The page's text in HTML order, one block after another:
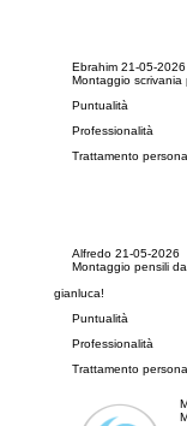
Ebrahim 21-05-2026
Montaggio
Puntualità
Professionalità
Trattamento
Alfredo 21-05-2026
Montaggio pensili
gianluca!
Puntualità
Professionalità
Trattamento